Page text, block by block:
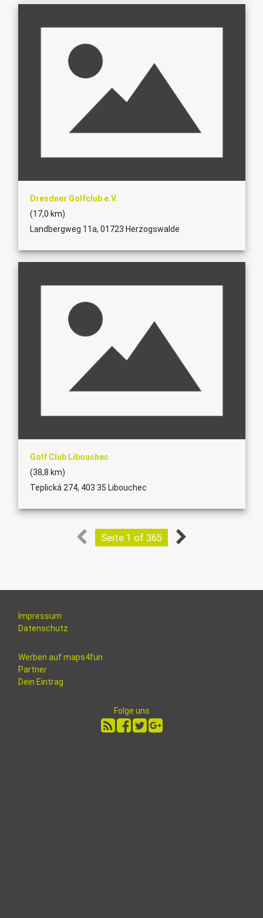
Dresdner Golfclub e.V.
(17,0 km)
Landbergweg 11a, 01723 Herzogswalde
Golf Club Libouchec
(38,8 km)
Teplická 274, 403 35 Libouchec
Seite 1 of 365
Impressum
Datenschutz
Werben auf maps4fun
Partner
Dein Eintrag
Folge uns